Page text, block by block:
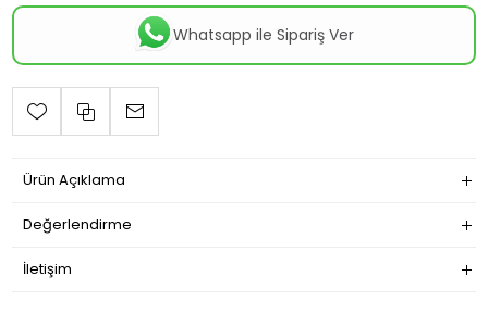
Whatsapp ile Sipariş Ver
Ürün Açıklama
Değerlendirme
İletişim